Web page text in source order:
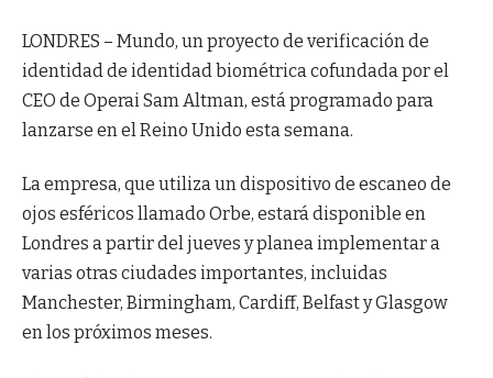
LONDRES – Mundo, un proyecto de verificación de
identidad de identidad biométrica cofundada por el
CEO de Operai Sam Altman, está programado para
lanzarse en el Reino Unido esta semana.
La empresa, que utiliza un dispositivo de escaneo de
ojos esféricos llamado Orbe, estará disponible en
Londres a partir del jueves y planea implementar a
varias otras ciudades importantes, incluidas
Manchester, Birmingham, Cardiff, Belfast y Glasgow
en los próximos meses.